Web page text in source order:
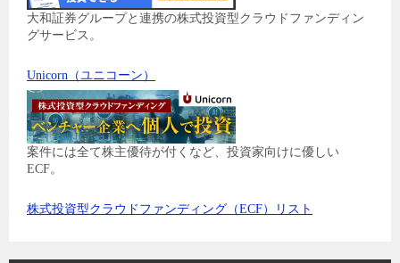
大和証券グループと連携の株式投資型クラウドファンディン
グサービス。
Unicorn（ユニコーン）
案件には全て株主優待が付くなど、投資家向けに優しい
ECF。
株式投資型クラウドファンディング（ECF）リスト